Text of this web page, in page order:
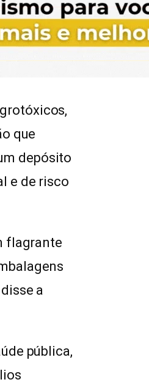
que
depósito
e de risco
flagrante
a
pública,